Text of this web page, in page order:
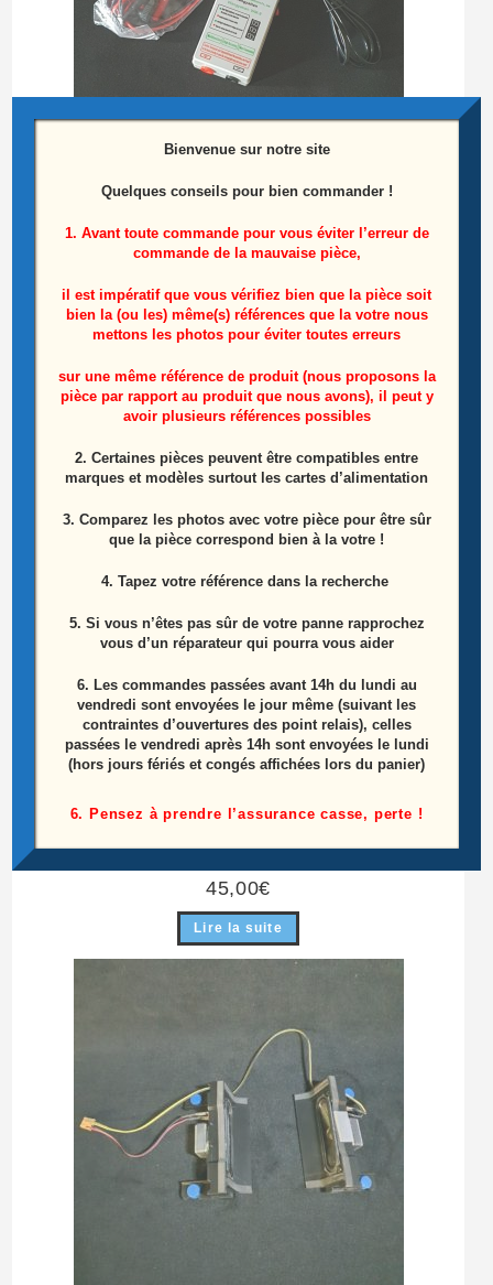
25,00€
Ajouter au panier
Produits similaires
ÉPUISÉ
Carte Alimentation Télé Samsung UE55HU8200L
45,00€
Lire la suite
Bienvenue sur notre site
Quelques conseils pour bien commander !
1. Avant toute commande pour vous éviter l’erreur de
commande de la mauvaise pièce,
il est impératif que vous vérifiez bien que la pièce soit
bien la (ou les) même(s) références que la votre nous
mettons les photos pour éviter toutes erreurs
sur une même référence de produit (nous proposons la
pièce par rapport au produit que nous avons), il peut y
avoir plusieurs références possibles
2. Certaines pièces peuvent être compatibles entre
marques et modèles surtout les cartes d’alimentation
3. Comparez les photos avec votre pièce pour être sûr
que la pièce correspond bien à la votre !
4. Tapez votre référence dans la recherche
5. Si vous n’êtes pas sûr de votre panne rapprochez
vous d’un réparateur qui pourra vous aider
6. Les commandes passées avant 14h du lundi au
vendredi sont envoyées le jour même (suivant les
contraintes d’ouvertures des point relais), celles
passées le vendredi après 14h sont envoyées le lundi
(hors jours fériés et congés affichées lors du panier)
6. Pensez à prendre l’assurance casse, perte !